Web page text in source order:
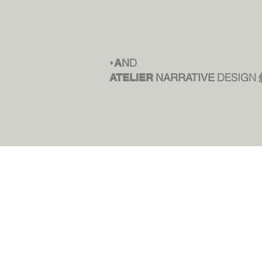
+AND
ATELIER NARRATIVE DESIGN